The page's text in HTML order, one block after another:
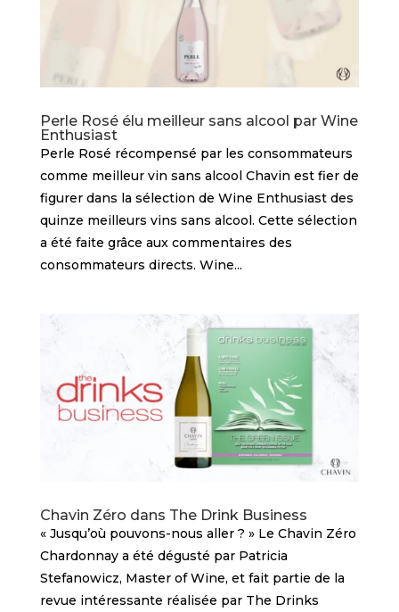
Perle Rosé élu meilleur sans alcool par Wine
Enthusiast
Perle Rosé récompensé par les consommateurs
comme meilleur vin sans alcool Chavin est fier de
figurer dans la sélection de Wine Enthusiast des
quinze meilleurs vins sans alcool. Cette sélection
a été faite grâce aux commentaires des
consommateurs directs. Wine...
Chavin Zéro dans The Drink Business
« Jusqu’où pouvons-nous aller ? » Le Chavin Zéro
Chardonnay a été dégusté par Patricia
Stefanowicz, Master of Wine, et fait partie de la
revue intéressante réalisée par The Drinks